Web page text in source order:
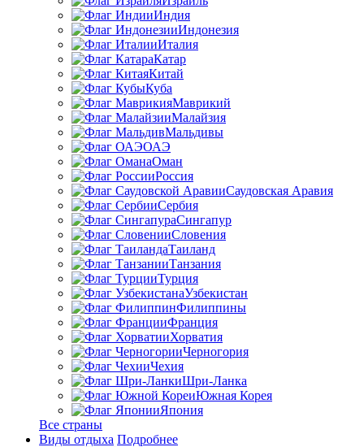
Индия
Индонезия
Италия
Катар
Китай
Куба
Маврикий
Малайзия
Мальдивы
ОАЭ
Оман
Россия
Саудовская Аравия
Сербия
Сингапур
Словения
Таиланд
Танзания
Турция
Узбекистан
Филиппины
Франция
Хорватия
Черногория
Чехия
Шри-Ланка
Южная Корея
Япония
Все страны
Виды отдыха Подробнее